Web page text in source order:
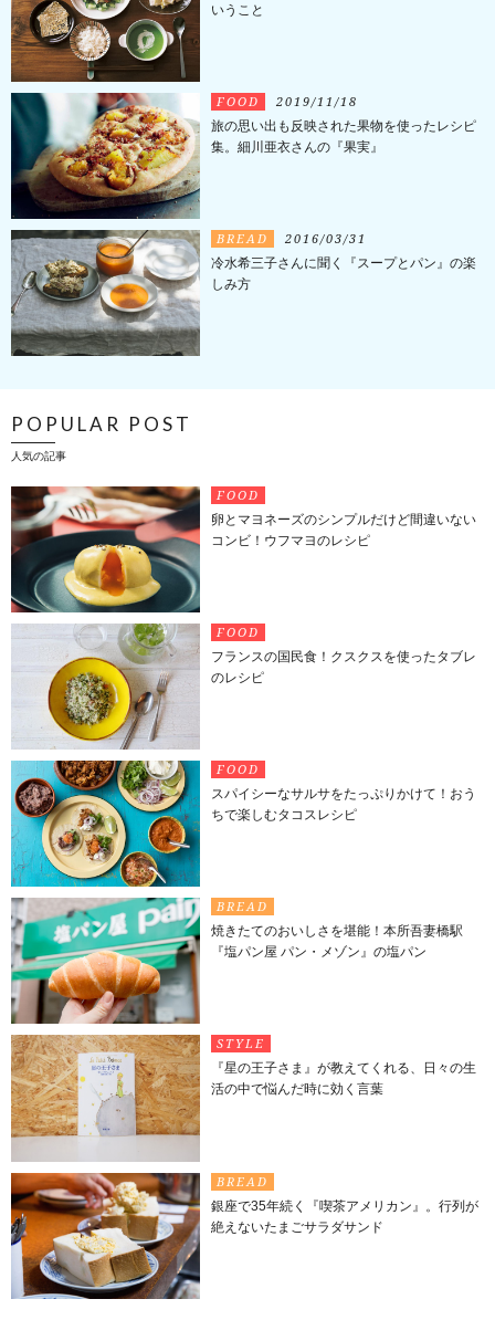
いうこと
FOOD 2019/11/18
旅の思い出も反映された果物を使ったレシピ
集。細川亜衣さんの『果実』
BREAD 2016/03/31
冷水希三子さんに聞く『スープとパン』の楽
しみ方
POPULAR POST
人気の記事
FOOD
卵とマヨネーズのシンプルだけど間違いない
コンビ！ウフマヨのレシピ
FOOD
フランスの国民食！クスクスを使ったタブレ
のレシピ
FOOD
スパイシーなサルサをたっぷりかけて！おう
ちで楽しむタコスレシピ
BREAD
焼きたてのおいしさを堪能！本所吾妻橋駅
『塩パン屋 パン・メゾン』の塩パン
STYLE
『星の王子さま』が教えてくれる、日々の生
活の中で悩んだ時に効く言葉
BREAD
銀座で35年続く『喫茶アメリカン』。行列が
絶えないたまごサラダサンド